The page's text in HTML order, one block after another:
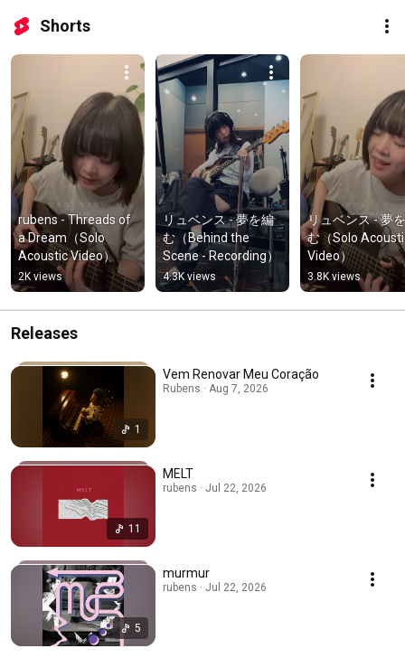
Shorts
rubens - Threads of
a Dream（Solo
Acoustic Video）
2K views
リュベンス - 夢を編
む（Behind the
Scene - Recording）
4.3K views
リュベンス - 夢
む（Solo
Video）
3.8K views
Releases
1
Vem Renovar Meu Coração
Rubens · Aug 7, 2026
11
MELT
rubens · Jul 22, 2026
5
murmur
rubens · Jul 22, 2026